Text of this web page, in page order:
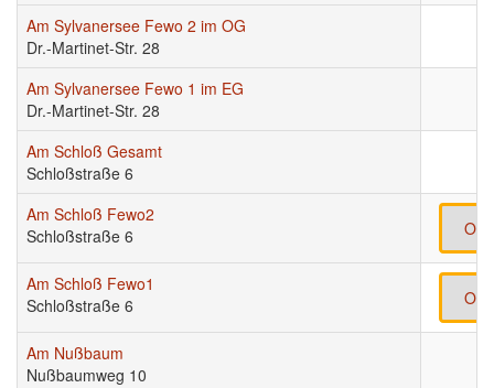
Am Sylvanersee Fewo 2 im OG
Dr.-Martinet-Str. 28
Am Sylvanersee Fewo 1 im EG
Dr.-Martinet-Str. 28
Am Schloß Gesamt
Schloßstraße 6
Am Schloß Fewo2
Schloßstraße 6
Am Schloß Fewo1
Schloßstraße 6
Am Nußbaum
Nußbaumweg 10